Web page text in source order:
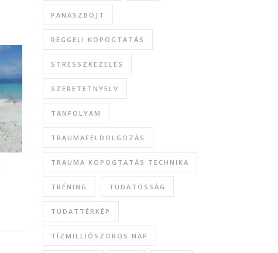
PANASZBÖJT
REGGELI KOPOGTATÁS
STRESSZKEZELÉS
SZERETETNYELV
TANFOLYAM
TRAUMAFELDOLGOZÁS
TRAUMA KOPOGTATÁS TECHNIKA
TRÉNING TUDATOSSÁG
TUDATTÉRKÉP
TÍZMILLIÓSZOROS NAP